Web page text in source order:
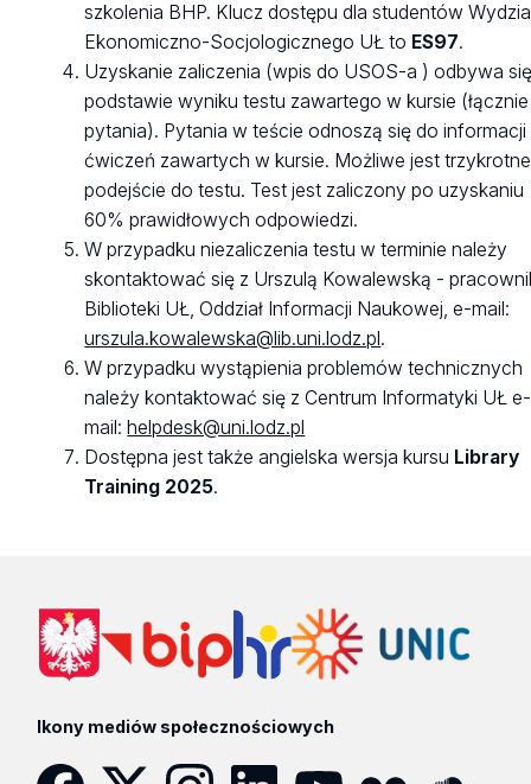
szkolenia BHP. Klucz dostępu dla studentów
Ekonomiczno-Socjologicznego UŁ to ES97.
Uzyskanie zaliczenia (wpis do USOS-a ) odbywa
podstawie wyniku testu zawartego w kursie
pytania). Pytania w teście odnoszą się do informacji
ćwiczeń zawartych w kursie. Możliwe jest trzykrotne
podejście do testu. Test jest zaliczony po uzyskaniu
60% prawidłowych odpowiedzi.
W przypadku niezaliczenia testu w terminie należy
skontaktować się z Urszulą Kowalewską -
Biblioteki UŁ, Oddział Informacji Naukowej, e-mail:
urszula.kowalewska@lib.uni.lodz.pl.
W przypadku wystąpienia problemów technicznych
należy kontaktować się z Centrum Informatyki UŁ e-
mail:helpdesk@uni.lodz.pl
Dostępna jest także angielska wersja kursu Library
Training 2025.
Ikony mediów społecznościowych